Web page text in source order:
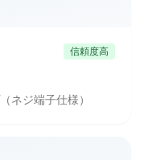
信頼度高
ネジ端子仕様）